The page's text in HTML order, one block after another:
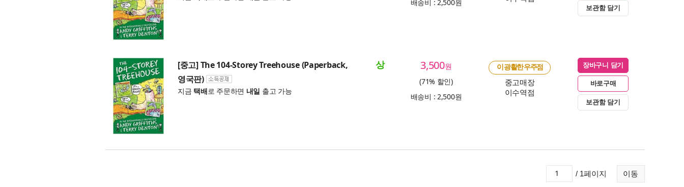
배송비 : 2,500원
보관함 담기
[중고] The 104-Storey Treehouse (Paperback,
영국판)
지금 택배로 주문하면 내일 출고 가능
상 3,500원
(71% 할인)
배송비 : 2,500원
이 광활한 우주점
중고매장
이수역점
장바구니 담기
바로구매
보관함 담기
이동
/ 1페이지